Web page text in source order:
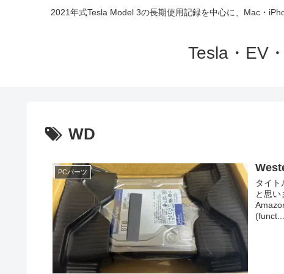
2021年式Tesla Model 3の長期使用記録を中心に、Mac・
Tesla・EV
WD
PCパーツ
タイ
と思い
(funct...